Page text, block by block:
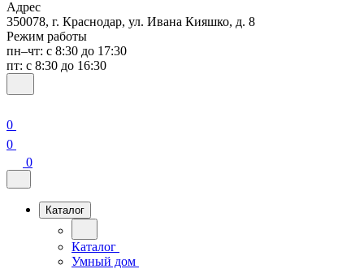
Адрес
350078, г. Краснодар, ул. Ивана Кияшко, д. 8
Режим работы
пн–чт: с 8:30 до 17:30
пт: с 8:30 до 16:30
0
0
0
Каталог
Каталог
Умный дом